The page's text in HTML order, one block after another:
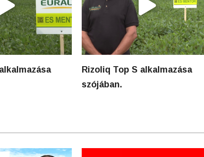
Rizoliq Top S alkalmazása
szójában.